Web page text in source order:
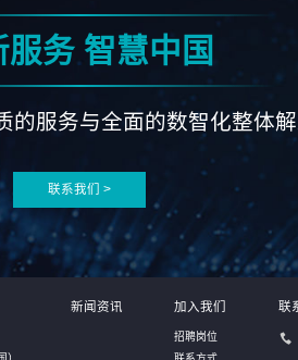
服务 智慧中国
服务与全面的数智化整体
联系我们 >
新闻资讯 加入我们
招聘岗位
联